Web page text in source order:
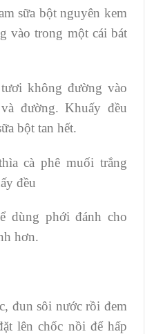
sữa bột nguyên kem
vào trong một cái bát
không đường vào
đường. Khuấy đều
bột tan hết.
cà phê muối trắng
đều
dùng phới đánh cho
hơn.
đun sôi nước rồi đem
lên chốc nồi để hấp